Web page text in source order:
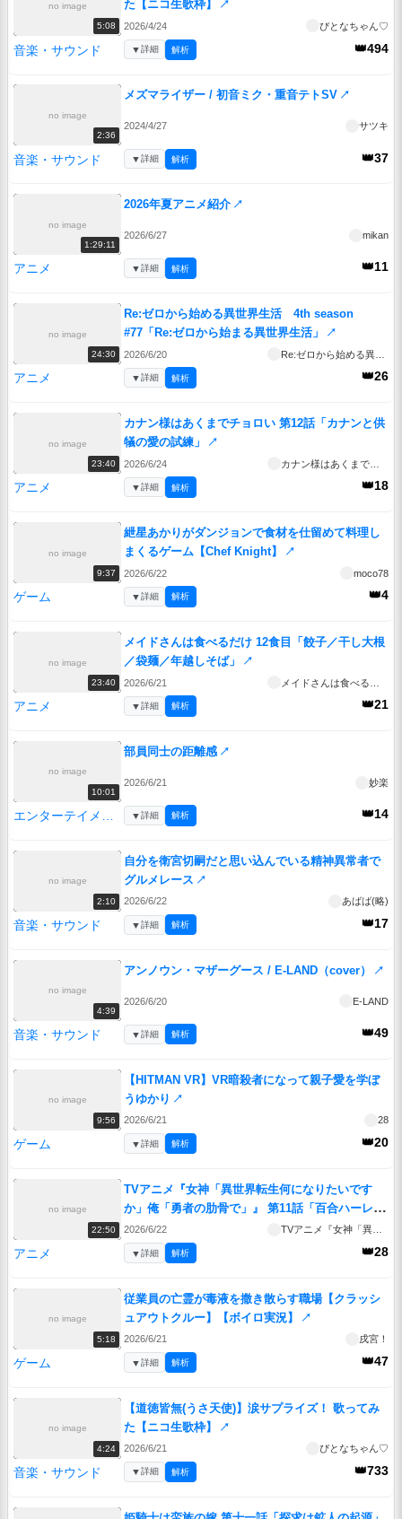
no image
5:08
た【ニコ生歌枠】
↗
2026/4/24 ぴとなちゃん♡
音楽・サウンド 👑494
▼詳細 解析
no image
2:36
メズマライザー / 初音ミク・重音テトSV ↗
2024/4/27 サツキ
音楽・サウンド 👑37
▼詳細 解析
no image
1:29:11
2026年夏アニメ紹介 ↗
2026/6/27 mikan
アニメ 👑11
▼詳細 解析
no image
24:30
Re:ゼロから始める異世界生活 4th season
#77「Re:ゼロから始まる異世界生活」
↗
2026/6/20
アニメ 👑26
▼詳細 解析
no image
23:40
カナン様はあくまでチョロい 第12話「カナンと供
犠の愛の試練」
↗
2026/6/24
アニメ 👑18
▼詳細 解析
no image
9:37
紲星あかりがダンジョンで食材を仕留めて料理し
まくるゲーム【Chef Knight】
↗
2026/6/22 moco78
ゲーム 👑4
▼詳細 解析
no image
23:40
メイドさんは食べるだけ 12食目「餃子／干し大根
／袋麺／年越しそば」
↗
2026/6/21
アニメ 👑21
▼詳細 解析
no image
10:01
部員同士の距離感 ↗
2026/6/21 妙楽
👑14
▼詳細 解析
no image
2:10
自分を衛宮切嗣だと思い込んでいる精神異常者で
グルメレース ↗
2026/6/22 あばば(略)
音楽・サウンド 👑17
▼詳細 解析
no image
4:39
アンノウン・マザーグース / E-LAND（cover） ↗
2026/6/20 E-LAND
音楽・サウンド 👑49
▼詳細 解析
no image
9:56
【HITMAN VR】VR暗殺者になって親子愛を学ぼ
うゆかり ↗
2026/6/21 28
ゲーム 👑20
▼詳細 解析
no image
22:50
TVアニメ『女神「異世界転生何になりたいです
か」俺「勇者の肋骨で」』 第11話「百合ハーレム
勇者が3番目におとした、王道属性はメインとサブ
の二人に取られ、インパクトは後発優勢で、中盤
辺りでは名前ぐらいしか描写されず、終盤では名
2026/6/22
アニメ 👑28
▼詳細 解析
no image
5:18
従業員の亡霊が毒液を撒き散らす職場【クラッシ
ュアウトクルー】【ボイロ実況】
↗
2026/6/21 戌宮！
ゲーム 👑47
▼詳細 解析
no image
4:24
【道徳皆無(うさ天使)】涙サプライズ！ 歌ってみ
た【ニコ生歌枠】
↗
2026/6/21 ぴとなちゃん♡
音楽・サウンド 👑733
▼詳細 解析